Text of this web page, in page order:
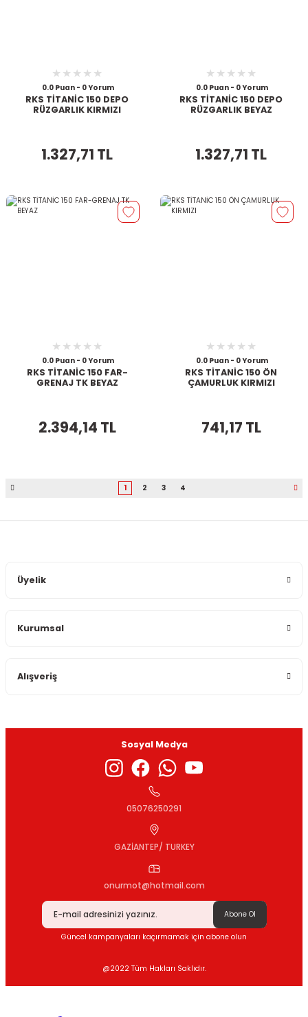
0.0 Puan - 0 Yorum
RKS TİTANİC 150 DEPO
RÜZGARLIK KIRMIZI
1.327,71 TL
0.0 Puan - 0 Yorum
RKS TİTANİC 150 DEPO
RÜZGARLIK BEYAZ
1.327,71 TL
0.0 Puan - 0 Yorum
RKS TİTANİC 150 FAR-
GRENAJ TK BEYAZ
2.394,14 TL
0.0 Puan - 0 Yorum
RKS TİTANİC 150 ÖN
ÇAMURLUK KIRMIZI
741,17 TL
1 2 3 4
Üyelik
Kurumsal
Alışveriş
Sosyal Medya
05076250291
GAZİANTEP/ TURKEY
onurmot@hotmail.com
Abone Ol
Güncel kampanyaları kaçırmamak için abone olun
@2022 Tüm Hakları Saklıdır.